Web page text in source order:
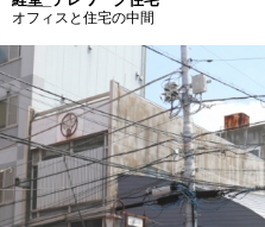
オフィスと住宅の中間